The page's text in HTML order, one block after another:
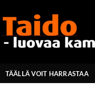
TÄÄLLÄ VOIT HARRASTAA